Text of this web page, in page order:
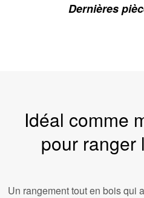
Dernières
Idéal comme
pour ranger
Un rangement tout en bois qui